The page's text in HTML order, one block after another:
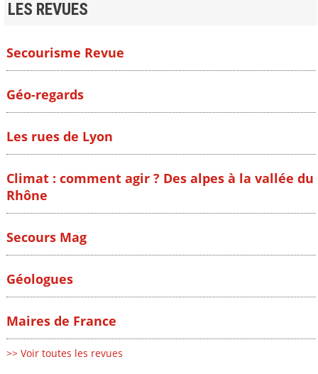
LES REVUES
Secourisme Revue
Géo-regards
Les rues de Lyon
Climat : comment agir ? Des alpes à la vallée du
Rhône
Secours Mag
Géologues
Maires de France
>> Voir toutes les revues